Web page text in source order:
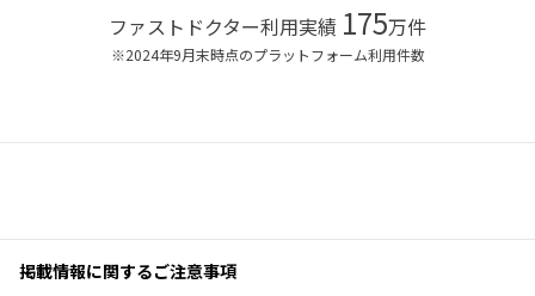
ファストドクター利用実績 175万件
※2024年9月末時点のプラットフォーム利用件数
掲載情報に関するご注意事項